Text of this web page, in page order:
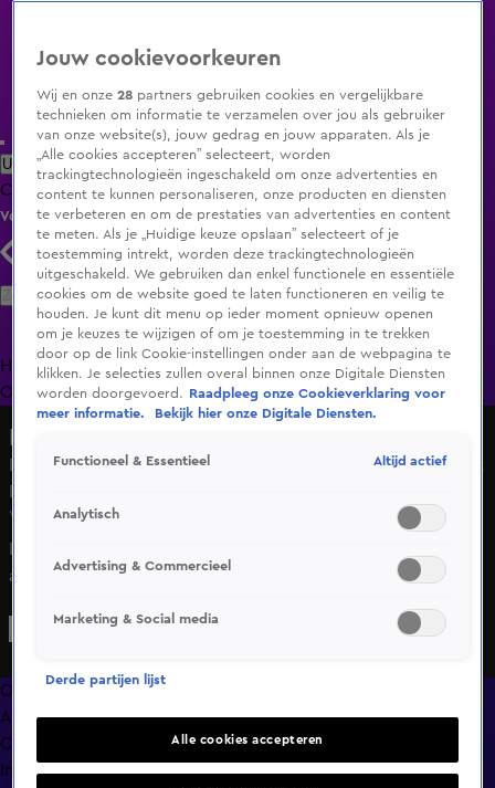
Uitzending Gemist Populaire programma's Zenders Genres
ClipsFilmsRadioSmart TV inlogShop
Volg KIJK
Zoeken
HomeUitzending Gemist Programma's De Bondgenoten
OranjezomerLivestreamsShop
Demonstranten verbijsterd over politiegeweld bij protest
Den Haag
Wo 20 mei, 07:58
De pro-Palestijnse demonstranten die dinsdag zijn
aangehouden in Den Haag in de buurt van de Tweede
politie zou zich zonder duidelijke reden agressief hebben
Overzicht
Afleveringen
Clips
Info
Jouw cookievoorkeuren
Wij en onze28 partners gebruiken cookies en vergelijkbare
technieken om informatie te verzamelen over jou als gebruiker
van onze website(s), jouw gedrag en jouw apparaten. Als je
„Alle cookies accepteren” selecteert, worden
trackingtechnologieën ingeschakeld om onze advertenties en
content te kunnen personaliseren, onze producten en diensten
te verbeteren en om de prestaties van advertenties en content
te meten. Als je „Huidige keuze opslaan” selecteert of je
toestemming intrekt, worden deze trackingtechnologieën
uitgeschakeld. We gebruiken dan enkel functionele en essentiële
cookies om de website goed te laten functioneren en veilig te
houden. Je kunt dit menu op ieder moment opnieuw openen
om je keuzes te wijzigen of om je toestemming in te trekken
door op de link Cookie-instellingen onder aan de webpagina te
klikken. Je selecties zullen overal binnen onze Digitale Diensten
worden doorgevoerd.
Raadpleeg onze Cookieverklaring voor
meer informatie.
Bekijk hier onze Digitale Diensten.
Functioneel & Essentieel Altijd actief
Analytisch
Advertising & Commercieel
Marketing & Social media
Derde partijen lijst
Alle cookies accepteren